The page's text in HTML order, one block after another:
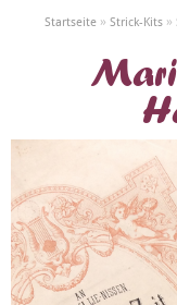
Startseite » Strick-Kits »